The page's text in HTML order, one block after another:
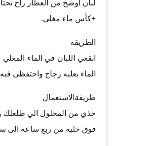
لبان أوضح من العطار راح
+كأس ماء مغلي.
الطريقه
انقعي اللبان في الماء
الماء بعلبه زجاج واحتفظي فيه
طريقةالاستعمال
خذي من المحلول الي طلعلك
فوق خليه من ربع ساعه الى